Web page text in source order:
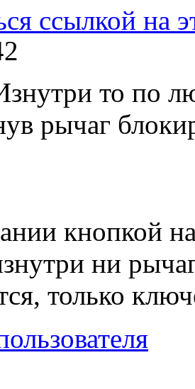
то по
рычаг
кнопкой
ни
только